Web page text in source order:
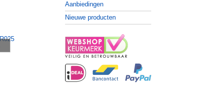
Aanbiedingen
Nieuwe producten